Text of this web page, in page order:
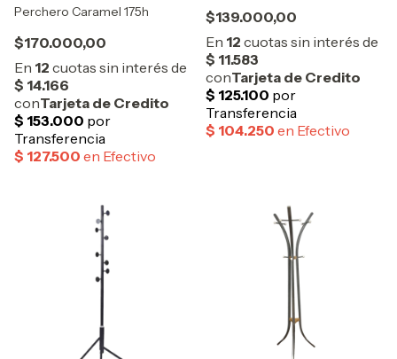
Perchero Caramel 175h
$170.000,00
$139.000,00